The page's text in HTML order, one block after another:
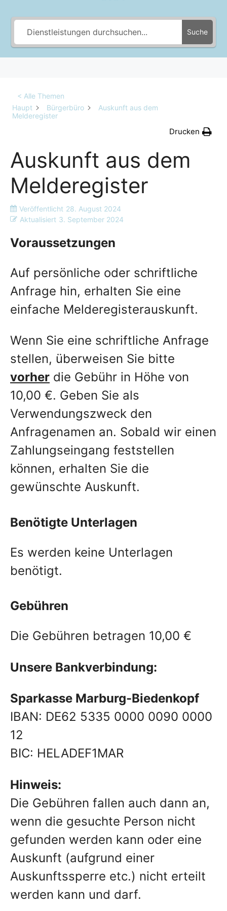
Suche
< Alle Themen
Haupt
Bürgerbüro
Auskunft aus dem
Melderegister
Drucken
Auskunft aus dem
Melderegister
Veröffentlicht 28. August 2024
Aktualisiert 3. September 2024
Voraussetzungen
Auf persönliche oder schriftliche
Anfrage hin, erhalten Sie eine
einfache Melderegisterauskunft.
Wenn Sie eine schriftliche Anfrage
stellen, überweisen Sie bitte
vorher die Gebühr in Höhe von
10,00 €. Geben Sie als
Verwendungszweck den
Anfragenamen an. Sobald wir einen
Zahlungseingang feststellen
können, erhalten Sie die
gewünschte Auskunft.
Benötigte Unterlagen
Es werden keine Unterlagen
benötigt.
Gebühren
Die Gebühren betragen 10,00 €
Unsere Bankverbindung:
Sparkasse Marburg-Biedenkopf
IBAN: DE62 5335 0000 0090 0000
12
BIC: HELADEF1MAR
Hinweis:
Die Gebühren fallen auch dann an,
wenn die gesuchte Person nicht
gefunden werden kann oder eine
Auskunft (aufgrund einer
Auskunftssperre etc.) nicht erteilt
werden kann und darf.